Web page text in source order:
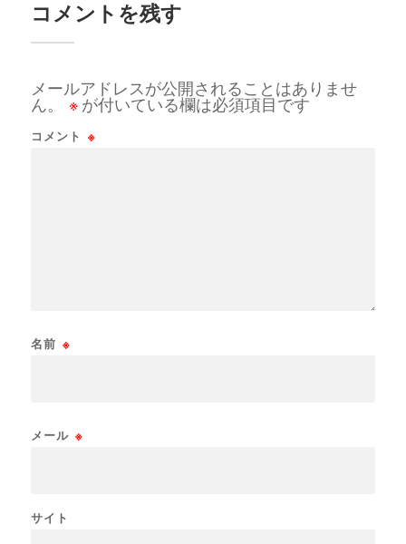
コメントを残す
メールアドレスが公開されることはありませ
ん。
※ が付いている欄は必須項目です
コメント ※
名前 ※
メール ※
サイト